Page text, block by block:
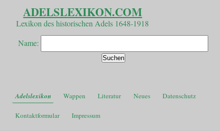
ADELSLEXIKON.COM
Lexikon des historischen Adels 1648-1918
Name:
Adelslexikon Wappen Literatur Neues Datenschutz
Kontaktformular Impressum